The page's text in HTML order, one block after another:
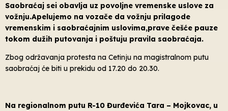
Saobraćaj sei obavlja uz povoljne vremenske uslove za
vožnju.Apelujemo na vozače da vožnju prilagode
vremenskim i saobraćajnim uslovima,prave češće pauze
tokom dužih putovanja i poštuju pravila saobraćaja.
Zbog održavanja protesta na Cetinju na magistralnom putu
saobraćaj će biti u prekidu od 17.20 do 20.30.
Na regionalnom putu R-10 Đurđevića Tara – Mojkovac, u